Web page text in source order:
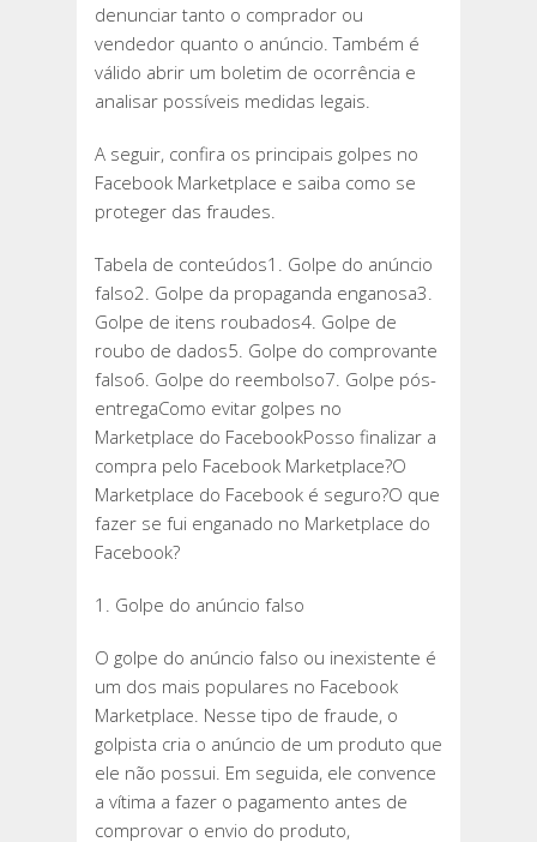
denunciar tanto o comprador ou
vendedor quanto o anúncio. Também é
válido abrir um boletim de ocorrência e
analisar possíveis medidas legais.
A seguir, confira os principais golpes no
Facebook Marketplace e saiba como se
proteger das fraudes.
Tabela de conteúdos1. Golpe do anúncio
falso2. Golpe da propaganda enganosa3.
Golpe de itens roubados4. Golpe de
roubo de dados5. Golpe do comprovante
falso6. Golpe do reembolso7. Golpe pós-
entregaComo evitar golpes no
Marketplace do FacebookPosso finalizar a
compra pelo Facebook Marketplace?O
Marketplace do Facebook é seguro?O que
fazer se fui enganado no Marketplace do
Facebook?
1. Golpe do anúncio falso
O golpe do anúncio falso ou inexistente é
um dos mais populares no Facebook
Marketplace. Nesse tipo de fraude, o
golpista cria o anúncio de um produto que
ele não possui. Em seguida, ele convence
a vítima a fazer o pagamento antes de
comprovar o envio do produto,